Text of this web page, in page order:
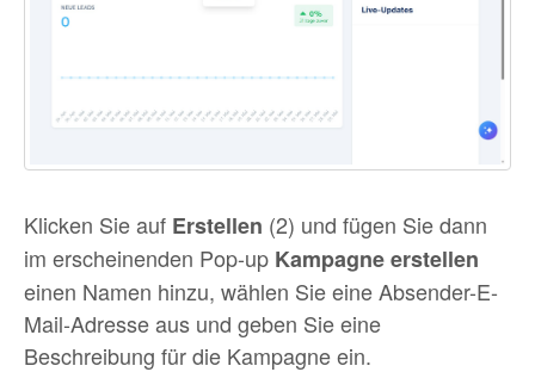
Klicken Sie auf Erstellen (2) und fügen Sie dann
im erscheinenden Pop-up Kampagne erstellen
einen Namen hinzu, wählen Sie eine Absender-E-
Mail-Adresse aus und geben Sie eine
Beschreibung für die Kampagne ein.